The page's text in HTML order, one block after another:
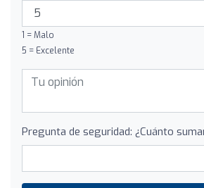
1 = Malo
5 = Excelente
Pregunta de seguridad: ¿Cuánto